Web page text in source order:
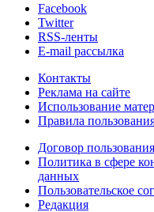
Facebook
Twitter
RSS-ленты
E-mail рассылка
Контакты
Реклама на сайте
Использование
Правила
Договор
Политика в сфере
данных
Пользовательское
Редакция